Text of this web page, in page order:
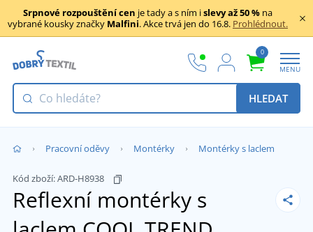
Srpnové rozpouštění cen je tady a s ním islevy až 50 % na
vybrané kousky značky Malfini. Akce trvá jen do 16.8. Prohlédnout.
0
MENU
HLEDAT
Pracovní oděvy Montérky Montérky s laclem
Kód zboží:ARD-H8938
Reflexní montérky s